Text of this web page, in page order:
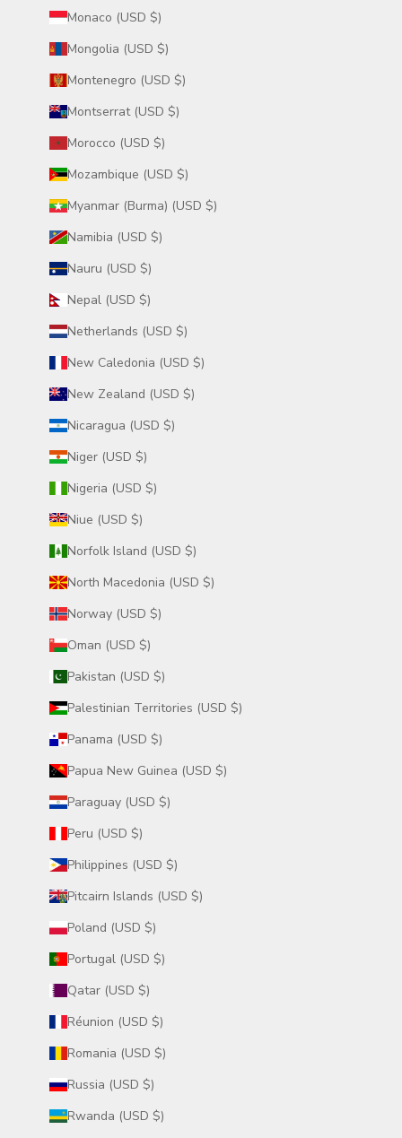
Monaco (USD $)
Mongolia (USD $)
Montenegro (USD $)
Montserrat (USD $)
Morocco (USD $)
Mozambique (USD $)
Myanmar (Burma) (USD $)
Namibia (USD $)
Nauru (USD $)
Nepal (USD $)
Netherlands (USD $)
New Caledonia (USD $)
New Zealand (USD $)
Nicaragua (USD $)
Niger (USD $)
Nigeria (USD $)
Niue (USD $)
Norfolk Island (USD $)
North Macedonia (USD $)
Norway (USD $)
Oman (USD $)
Pakistan (USD $)
Palestinian Territories (USD $)
Panama (USD $)
Papua New Guinea (USD $)
Paraguay (USD $)
Peru (USD $)
Philippines (USD $)
Pitcairn Islands (USD $)
Poland (USD $)
Portugal (USD $)
Qatar (USD $)
Réunion (USD $)
Romania (USD $)
Russia (USD $)
Rwanda (USD $)